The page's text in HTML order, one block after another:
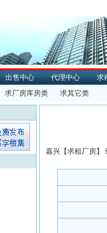
出售中心 代理中心
求
求厂房库房类 求其它类
嘉兴【求租 厂房】